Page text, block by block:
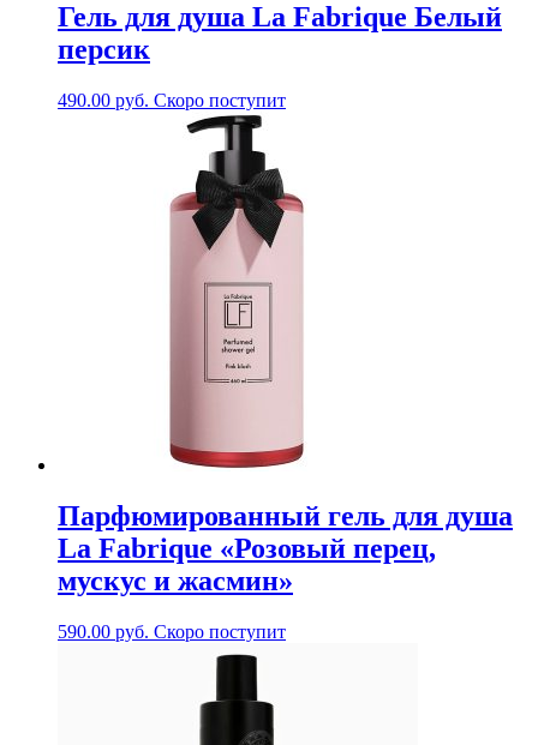
Гель для душа La Fabrique Белый
персик
490.00 руб. Скоро поступит
Парфюмированный гель для душа
La Fabrique «Розовый перец,
мускус и жасмин»
590.00 руб. Скоро поступит